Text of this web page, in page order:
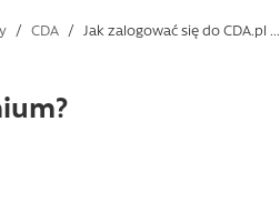
/ CDA / Jak zalogować się do CDA.pl ...